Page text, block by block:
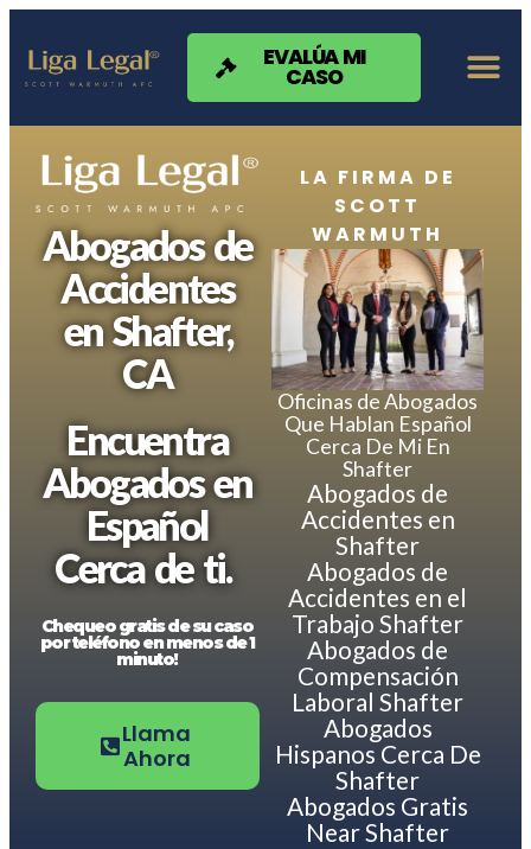
Nota:
sitio
web
accesibilidad.
EVALÚA MI
CASO
Abogados de
Accidentes
en Shafter,
CA
Encuentra
Abogados en
Español
Cerca de ti.
Chequeo gratis de su caso
por teléfono en menos de 1
minuto!
Llama
Ahora
LA FIRMA DE
SCOTT
WARMUTH
Oficinas de Abogados
Que Hablan Español
Cerca De Mi En
Shafter
Abogados de
Accidentes en
Shafter
Abogados de
Accidentes en el
Trabajo Shafter
Abogados de
Compensación
Laboral Shafter
Abogados
Hispanos Cerca De
Shafter
Abogados Gratis
Near Shafter